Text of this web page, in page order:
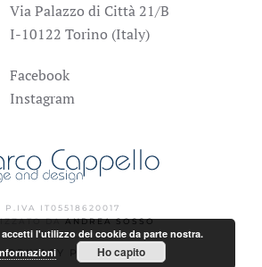
Via Palazzo di Città 21/B
I-10122 Torino (Italy)
Facebook
Instagram
P.IVA IT05518620017
DAANDREA SOSSO
PRIVACY POLICY
l'utilizzo dei cookie da parte nostra.
Ho capito